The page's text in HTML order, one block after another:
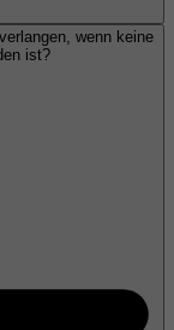
wenn keine
ist?